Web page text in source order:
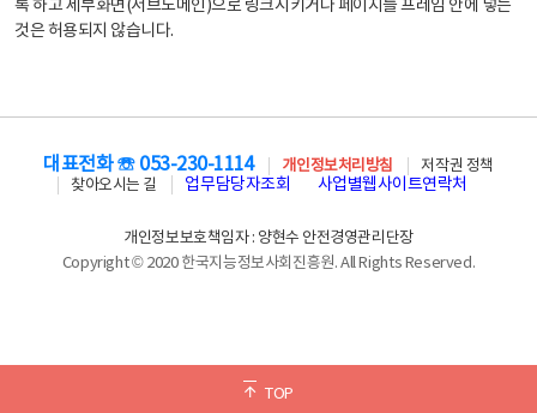
록 하고 세부화면(서브도메인)으로 링크시키거나 페이지를 프레임 안에 넣는
것은 허용되지 않습니다.
TOP
대표전화 ☏ 053-230-1114 개인정보처리방침
저작권 정책
찾아오시는 길
업무담당자조회 사업별웹사이트연락처
개인정보보호책임자 : 양현수 안전경영관리단장
Copyright © 2020 한국지능정보사회진흥원. All Rights Reserved.